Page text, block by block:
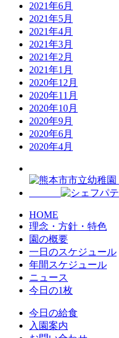
2021年6月
2021年5月
2021年4月
2021年3月
2021年2月
2021年1月
2020年12月
2020年11月
2020年10月
2020年9月
2020年6月
2020年4月
HOME
理念・方針・特色
園の概要
一日のスケジュール
年間スケジュール
ニュース
今日の1枚
今日の給食
入園案内